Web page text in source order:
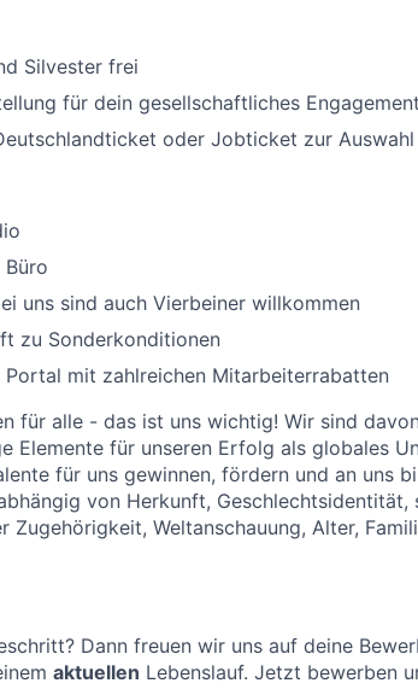
Silvester frei
für dein gesellschaftliches Engagement
oder Jobticket zur Auswahl
uns sind auch Vierbeiner willkommen
zu Sonderkonditionen
mit zahlreichen Mitarbeiterrabatten
für alle - das ist uns wichtig! Wir sind
Elemente für unseren Erfolg als globales
für uns gewinnen, fördern und an uns
von Herkunft, Geschlechtsidentität,
Zugehörigkeit, Weltanschauung, Alter,
Dann freuen wir uns auf deine
aktuellen Lebenslauf. Jetzt bewerben